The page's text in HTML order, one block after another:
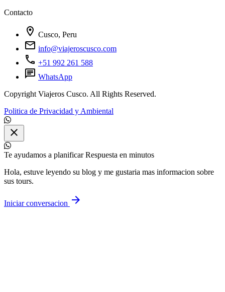
Contacto
location_on Cusco, Peru
mail info@viajeroscusco.com
call +51 992 261 588
chat WhatsApp
Copyright Viajeros Cusco. All Rights Reserved.
Politica de Privacidad y Ambiental
close
Te ayudamos a planificar Respuesta en minutos
Hola, estuve leyendo su blog y me gustaria mas informacion sobre
sus tours.
Iniciar conversacion arrow_forward